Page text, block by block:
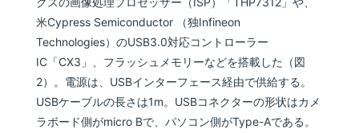
米Cypress Semiconductor （独Infineon
Technologies）のUSB3.0対応コントローラー
IC「CX3」、フラッシュメモリーなどを搭載した（図
2）。電源は、USBインターフェース経由で供給する。
USBケーブルの長さは1m。USBコネクターの形状はカメ
ラボード側がmicro Bで、パソコン側がType-Aである。